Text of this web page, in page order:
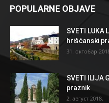
POPULARNE OBJAVE
SVETI LUKA
hrišćanski
31. октобар
SVETI ILIJA
praznik
2. август 2018.